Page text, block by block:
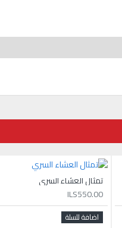
تمثال العشاء السري
ILS550.00
اضافة للسلة